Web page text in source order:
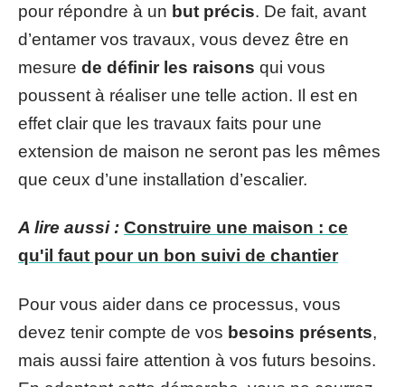
pour répondre à un but précis. De fait, avant
d’entamer vos travaux, vous devez être en
mesure de définir les raisons qui vous
poussent à réaliser une telle action. Il est en
effet clair que les travaux faits pour une
extension de maison ne seront pas les mêmes
que ceux d’une installation d’escalier.
A lire aussi : Construire une maison : ce
qu'il faut pour un bon suivi de chantier
Pour vous aider dans ce processus, vous
devez tenir compte de vos besoins présents,
mais aussi faire attention à vos futurs besoins.